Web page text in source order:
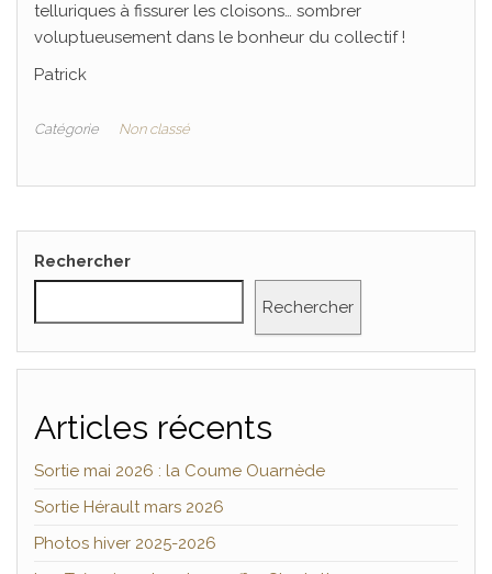
telluriques à fissurer les cloisons… sombrer
voluptueusement dans le bonheur du collectif !
Patrick
Catégorie Non classé
Rechercher
Rechercher
Articles récents
Sortie mai 2026 : la Coume Ouarnède
Sortie Hérault mars 2026
Photos hiver 2025-2026